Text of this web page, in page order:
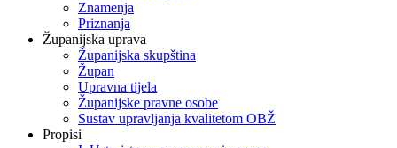
Znamenja
Priznanja
Županijska uprava
Županijska skupština
Župan
Upravna tijela
Županijske pravne osobe
Sustav upravljanja kvalitetom OBŽ
Propisi